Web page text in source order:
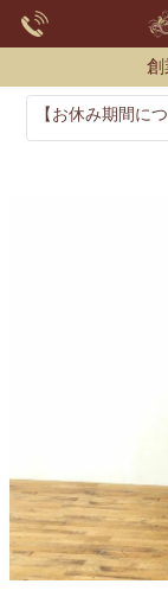
創
【お休み期間に